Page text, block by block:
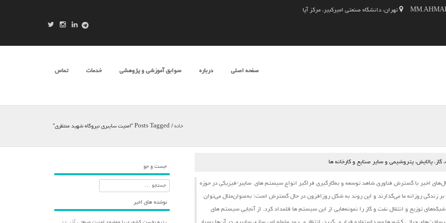
تهران، دانشگاه صنعتی امیرکبیر، مرکز آپا
صفحه اصلی درباره سوابق آموزشی و پژوهشی خدمات تماس
خانه/ Posts Tagged "امنیت سایبری نیروگاه شهید منتظری"
پالایش، پتروشیمی و سایر صنایع و کارخانه ها
اخیر با گسترش فناوری شاهد توسعه و به‌کارگیری فراگیر انواع سیستم ‌های سایبر-فیزیکی در حوزه
بر زندگی روزانه ما می‌گذارند و این روند به شکل روزافزون در حال گسترش است؛ به‌عنوان‌مثال می‌توان
توزیع و انتقال نفت و گاز را نمونه‌هایی از این سیستم ‌ها قلمداد کرد. از آنجایی سیستم ‌های
جست و جو
جستجو
نوشته های اخیر